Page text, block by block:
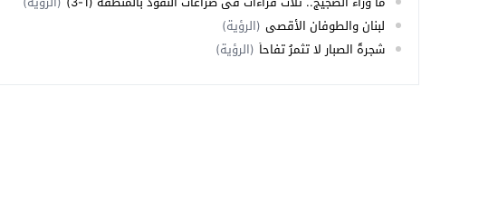
لبنان والطوفان الأقصى (الرؤية)
شجرةُ الصبارِ لا تثمرُ تفاحاً (الرؤية)